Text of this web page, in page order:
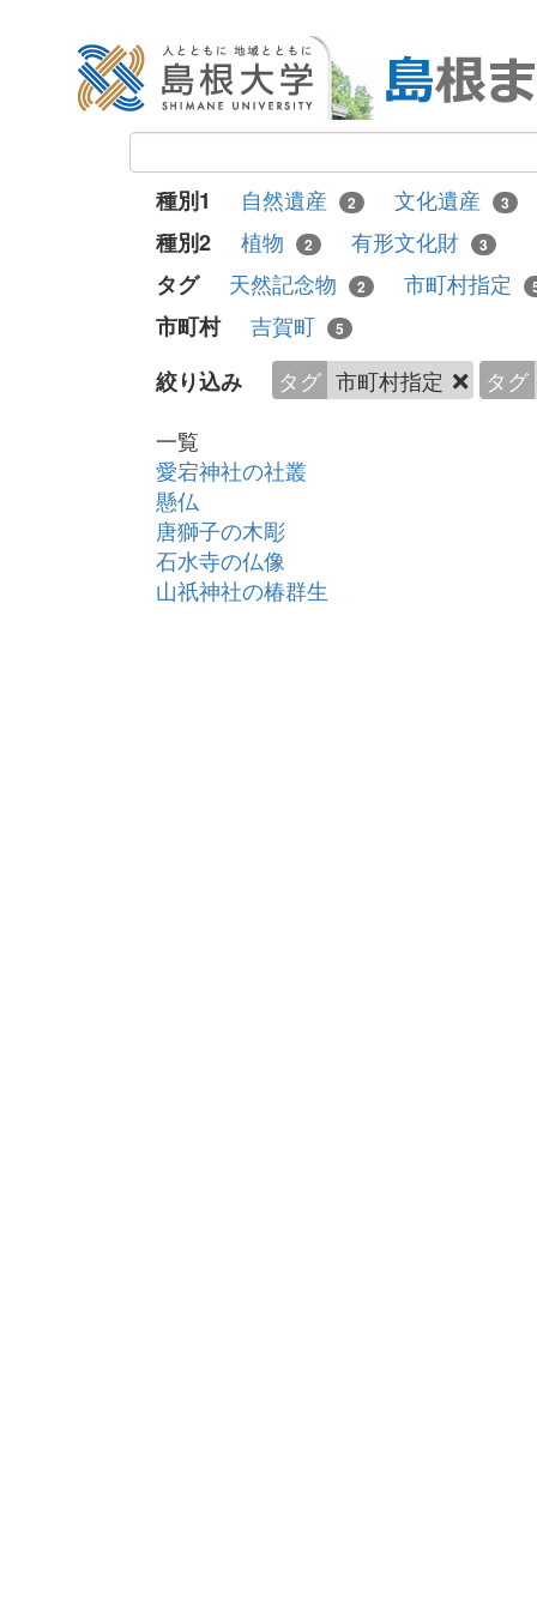
種別1 自然遺産 2 文化遺産 3
種別2 植物 2 有形文化財 3
タグ 天然記念物 2 市町村指定
市町村 吉賀町 5
絞り込み タグ 市町村指定
タグ
一覧
愛宕神社の社叢
懸仏
唐獅子の木彫
石水寺の仏像
山祇神社の椿群生